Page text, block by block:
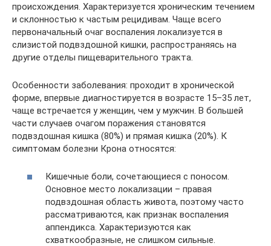
происхождения. Характеризуется хроническим течением
и склонностью к частым рецидивам. Чаще всего
первоначальный очаг воспаления локализуется в
слизистой подвздошной кишки, распространяясь на
другие отделы пищеварительного тракта.
Особенности заболевания: проходит в хронической
форме, впервые диагностируется в возрасте 15–35 лет,
чаще встречается у женщин, чем у мужчин. В большей
части случаев очагом поражения становятся
подвздошная кишка (80%) и прямая кишка (20%). К
симптомам болезни Крона относятся:
Кишечные боли, сочетающиеся с поносом.
Основное место локализации – правая
подвздошная область живота, поэтому часто
рассматриваются, как признак воспаления
аппендикса. Характеризуются как
схваткообразные, не слишком сильные.